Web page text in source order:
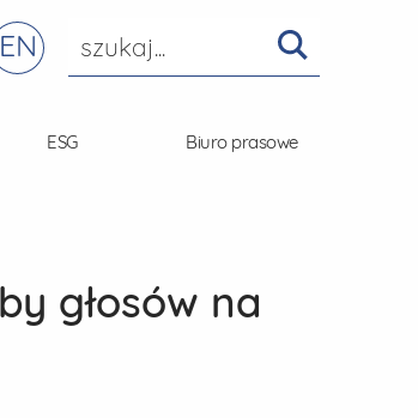
ESG Biuro prasowe
głosów na